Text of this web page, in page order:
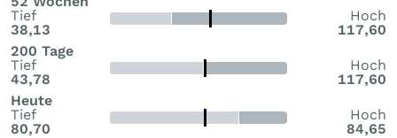
Tief
38,13
Hoch
117,60
200 Tage
Tief
43,78
Hoch
117,60
Heute
Tief
80,70
Hoch
84,65